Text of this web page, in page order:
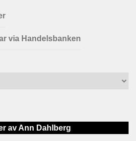
via Handelsbanken
av Ann Dahlberg